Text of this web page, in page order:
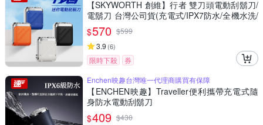
【SKYWORTH 創維】行者 雙刀頭電動刮鬍刀/
電鬍刀 台灣公司貨(充電式/IPX7防水/全機水洗/
磁吸刀頭)
$570 $599
3.9 (6)
限時下殺
券
Enchen映趣台灣唯一代理商購買有保障
【ENCHEN映趣】Traveller便利攜帶充電式隨
身防水電動刮鬍刀
$409 $430